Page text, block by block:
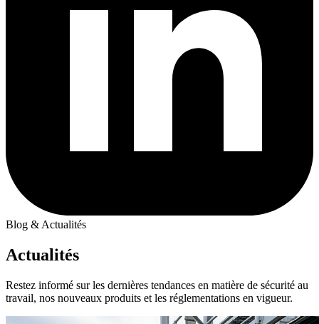
Blog & Actualités
Actualités
Restez informé sur les dernières tendances en matière de sécurité au
travail, nos nouveaux produits et les réglementations en vigueur.